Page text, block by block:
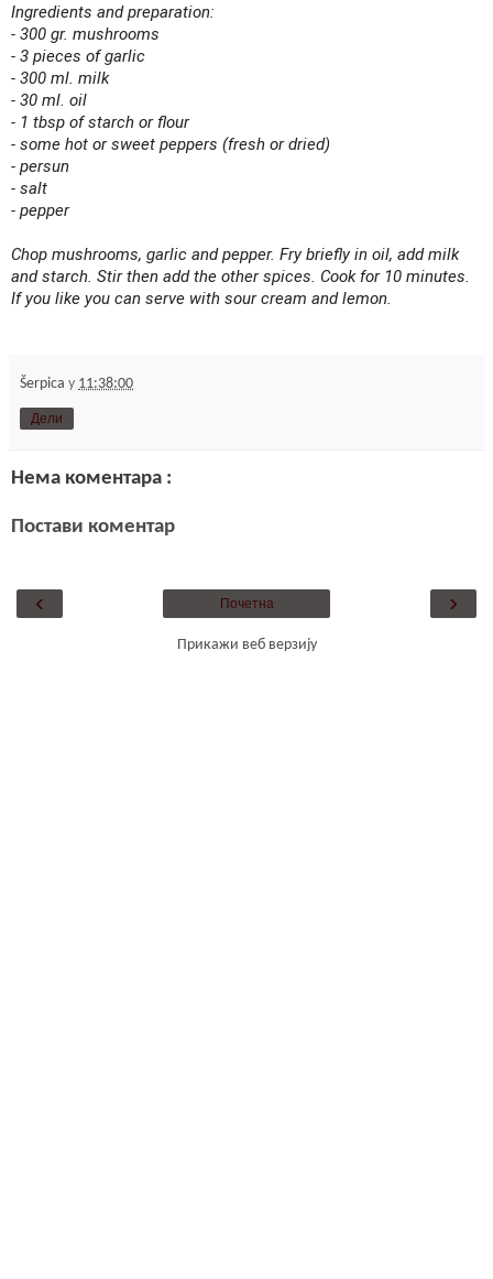
Ingredients and preparation:
- 300 gr. mushrooms
- 3 pieces of garlic
- 300 ml. milk
- 30 ml. oil
- 1 tbsp of starch or flour
- some hot or sweet peppers (fresh or dried)
- persun
- salt
- pepper
Chop mushrooms, garlic and pepper. Fry briefly in oil, add milk
and starch. Stir then add the other spices. Cook for 10 minutes.
If you like you can serve with sour cream and lemon.
Šerpica у 11:38:00
Дели
Нема коментара :
Постави коментар
‹ ›
Почетна
Прикажи веб верзију